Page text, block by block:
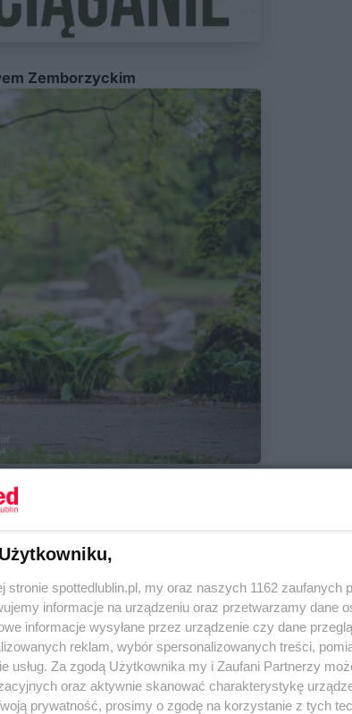
Zemborzyckim
stronie spottedlublin.pl, my oraz naszych 1162 zaufanych
informacje na urządzeniu oraz przetwarzamy dane
informacje wysyłane przez urządzenie czy dane
reklam, wybór spersonalizowanych treści,
usług. Za zgodą Użytkownika my i Zaufani Partnerzy
oraz aktywnie skanować charakterystykę
prywatność, prosimy o zgodę na korzystanie z tych